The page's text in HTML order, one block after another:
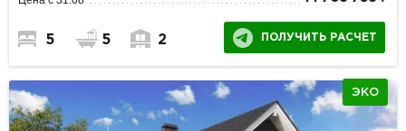
5 5 2 ПОЛУЧИТЬ РАСЧЕТ
ЭКО